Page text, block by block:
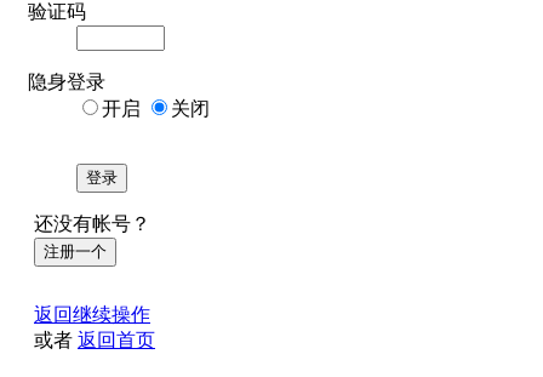
验证码
隐身登录
开启
关闭
登录
还没有帐号？
注册一个
返回继续操作
或者 返回首页